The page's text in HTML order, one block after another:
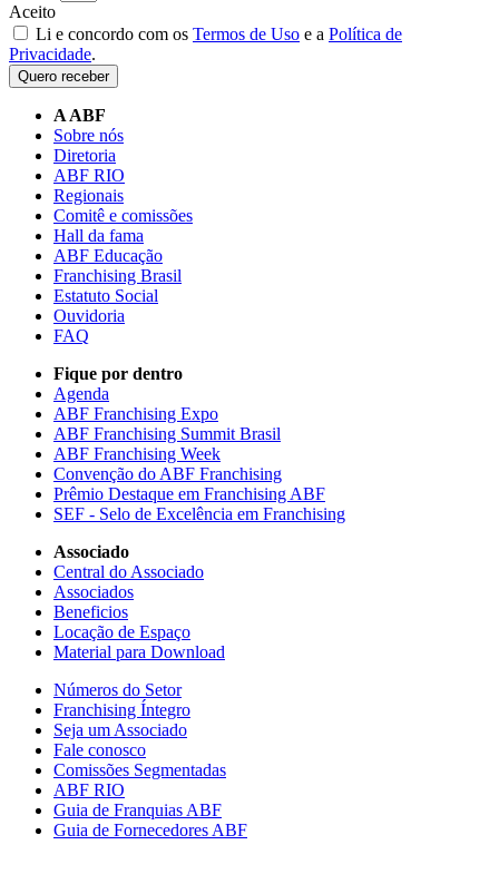
Aceito
Li e concordo com os Termos de Uso e a Política de
Privacidade.
Quero receber
A ABF
Sobre nós
Diretoria
ABF RIO
Regionais
Comitê e comissões
Hall da fama
ABF Educação
Franchising Brasil
Estatuto Social
Ouvidoria
FAQ
Fique por dentro
Agenda
ABF Franchising Expo
ABF Franchising Summit Brasil
ABF Franchising Week
Convenção do ABF Franchising
Prêmio Destaque em Franchising ABF
SEF - Selo de Excelência em Franchising
Associado
Central do Associado
Associados
Beneficios
Locação de Espaço
Material para Download
Números do Setor
Franchising Íntegro
Seja um Associado
Fale conosco
Comissões Segmentadas
ABF RIO
Guia de Franquias ABF
Guia de Fornecedores ABF